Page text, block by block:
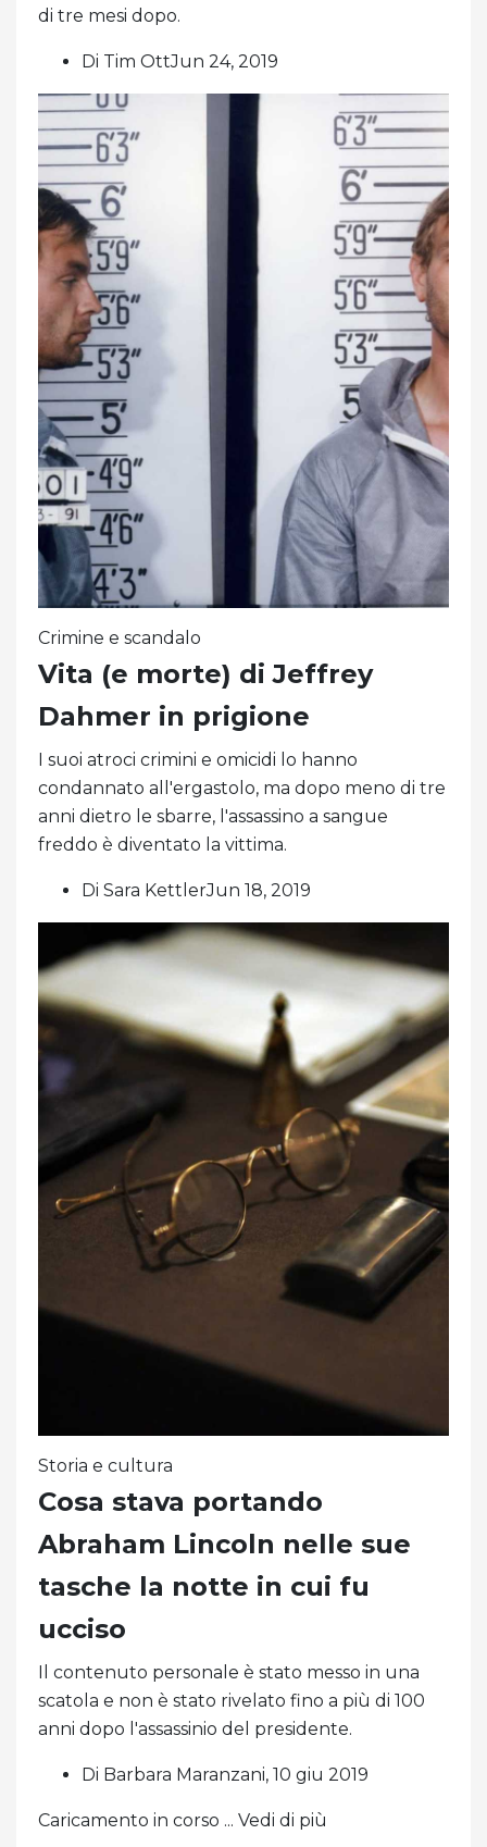
di tre mesi dopo.
Di Tim OttJun 24, 2019
Crimine e scandalo
Vita (e morte) di Jeffrey
Dahmer in prigione
I suoi atroci crimini e omicidi lo hanno
condannato all'ergastolo, ma dopo meno di tre
anni dietro le sbarre, l'assassino a sangue
freddo è diventato la vittima.
Di Sara KettlerJun 18, 2019
Storia e cultura
Cosa stava portando
Abraham Lincoln nelle sue
tasche la notte in cui fu
ucciso
Il contenuto personale è stato messo in una
scatola e non è stato rivelato fino a più di 100
anni dopo l'assassinio del presidente.
Di Barbara Maranzani, 10 giu 2019
Caricamento in corso ... Vedi di più